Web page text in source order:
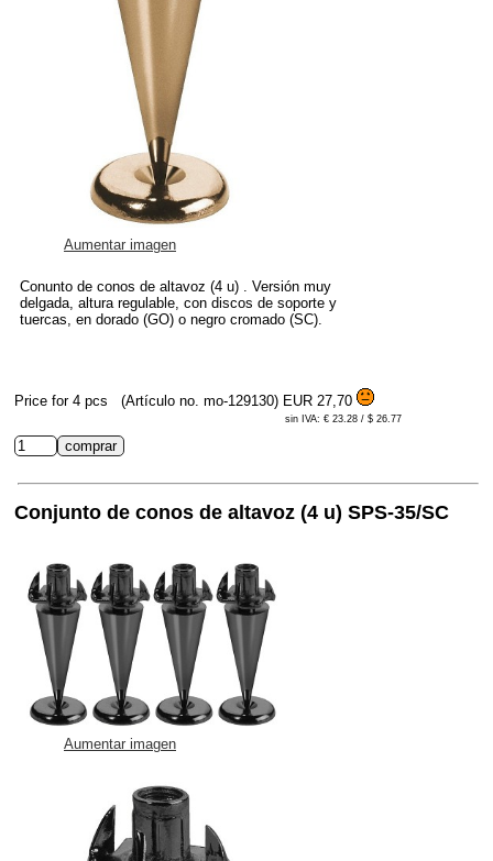
Aumentar imagen
Conunto de conos de altavoz (4 u) . Versión muy
delgada, altura regulable, con discos de soporte y
tuercas, en dorado (GO) o negro cromado (SC).
Price for 4 pcs (Artículo no. mo-129130) EUR 27,70
sin IVA: € 23.28 / $ 26.77
Conjunto de conos de altavoz (4 u) SPS-35/SC
Aumentar imagen